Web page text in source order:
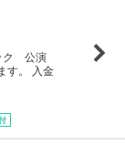
ク 公演
す。 入金